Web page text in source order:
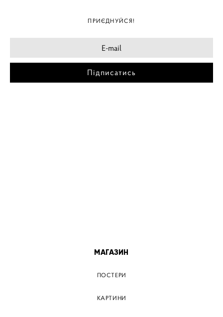
ПРИЄДНУЙСЯ!
Підписатись
МАГАЗИН
ПОСТЕРИ
КАРТИНИ